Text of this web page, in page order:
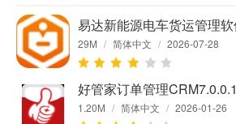
29M / 简体中文 / 2026-07-28
好管家订单管理CRM7.0.0.1
1.20M / 简体中文 / 2026-01-26